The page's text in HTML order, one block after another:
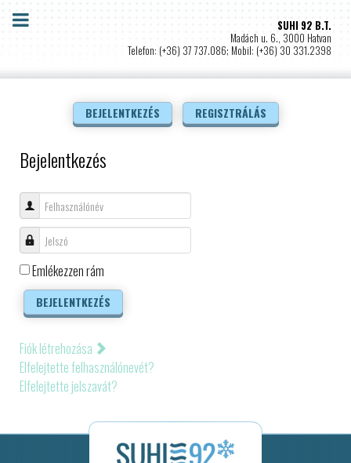
SUHI 92 B.T.
Madách u. 6., 3000 Hatvan
Telefon: (+36) 37 737.086; Mobil: (+36) 30 331.2398
BEJELENTKEZÉS REGISZTRÁLÁS
Bejelentkezés
Felhasználónév
Jelszó
Emlékezzen rám
BEJELENTKEZÉS
Fiók létrehozása
Elfelejtette felhasználónevét?
Elfelejtette jelszavát?